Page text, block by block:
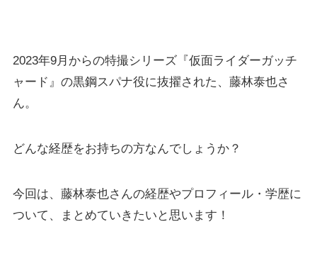
2023年9月からの特撮シリーズ『仮面ライダーガッチ
ャード』の黒鋼スパナ役に抜擢された、藤林泰也さ
ん。
どんな経歴をお持ちの方なんでしょうか？
今回は、藤林泰也さんの経歴やプロフィール・学歴に
ついて、まとめていきたいと思います！